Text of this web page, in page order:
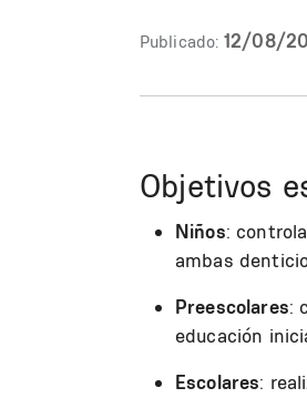
Publicado: 12/08/
Objetivos
Niños:
ambas
Preescolares:
educación
Escolares: